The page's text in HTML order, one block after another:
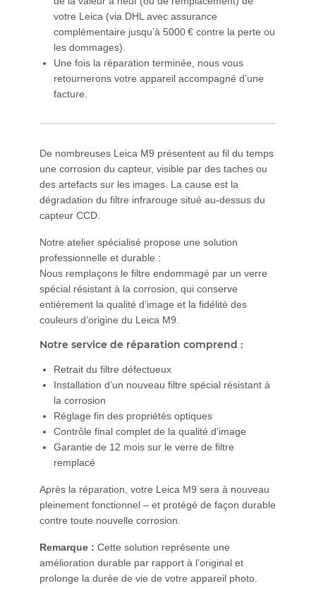
votre Leica (via DHL avec assurance
complémentaire jusqu’à 5000 € contre la perte ou
les dommages).
Une fois la réparation terminée, nous vous
retournerons votre appareil accompagné d’une
facture.
De nombreuses Leica M9 présentent au fil du temps
une corrosion du capteur, visible par des taches ou
des artefacts sur les images. La cause est la
dégradation du filtre infrarouge situé au-dessus du
capteur CCD.
Notre atelier spécialisé propose une solution
professionnelle et durable :
Nous remplaçons le filtre endommagé par un verre
spécial résistant à la corrosion, qui conserve
entièrement la qualité d’image et la fidélité des
couleurs d’origine du Leica M9.
Notre service de réparation comprend :
Retrait du filtre défectueux
Installation d’un nouveau filtre spécial résistant à
la corrosion
Réglage fin des propriétés optiques
Contrôle final complet de la qualité d’image
Garantie de 12 mois sur le verre de filtre
remplacé
Après la réparation, votre Leica M9 sera à nouveau
pleinement fonctionnel – et protégé de façon durable
contre toute nouvelle corrosion.
Remarque : Cette solution représente une
amélioration durable par rapport à l’original et
prolonge la durée de vie de votre appareil photo.